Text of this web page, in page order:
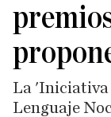
La 'Iniciativa
Lenguaje